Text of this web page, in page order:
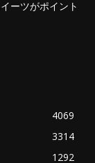
ーツがポイント
4069
3314
1292